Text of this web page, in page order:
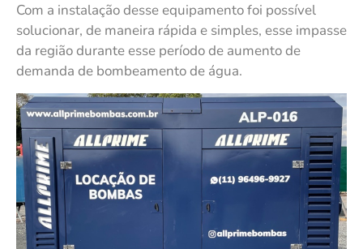
Com a instalação desse equipamento foi possível
solucionar, de maneira rápida e simples, esse impasse
da região durante esse período de aumento de
demanda de bombeamento de água.